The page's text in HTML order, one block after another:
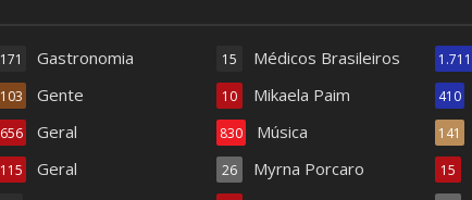
Gastronomia
171
Gente
103
Geral
656
Geral
115
Médicos Brasileiros
15
Mikaela Paim
10
Música
830
Myrna Porcaro
26
1.711
410
141
15